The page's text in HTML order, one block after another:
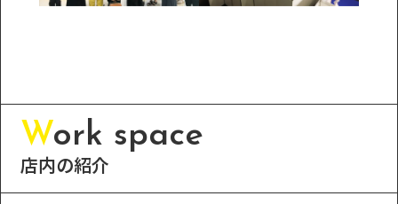
Work space
店内の紹介